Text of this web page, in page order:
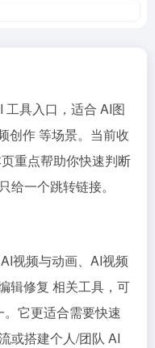
工具入口，适合 AI图
创作 等场景。当前收
重点帮助你快速判断
给一个跳转链接。
视频与动画、AI视频
辑修复 相关工具，可
它更适合需要快速
或搭建个人/团队 AI